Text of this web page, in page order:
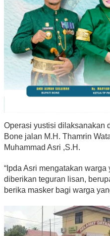
Operasi yustisi dilaksanakan
Bone jalan M.H. Thamrin
Muhammad Asri ,S.H.
“Ipda Asri mengatakan
diberikan teguran lisan,
berika masker bagi warga